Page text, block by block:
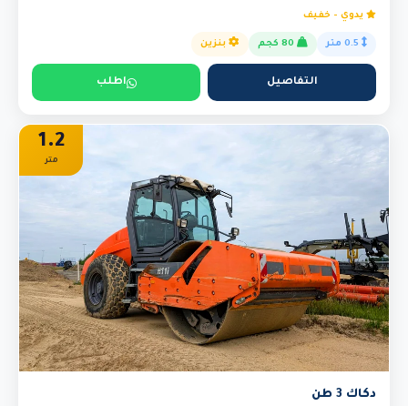
يدوي - خفيف
بنزين
التفاصيل اطلب
1.2
متر
دكاك 3 طن